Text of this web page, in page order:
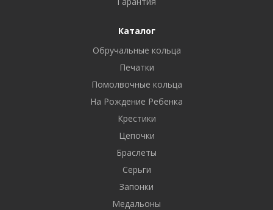
Каталог
Обручальные кольца
Печатки
Помолвочные кольца
На Рождение Ребенка
Крестики
Цепочки
Браслеты
Серьги
Запонки
Медальоны